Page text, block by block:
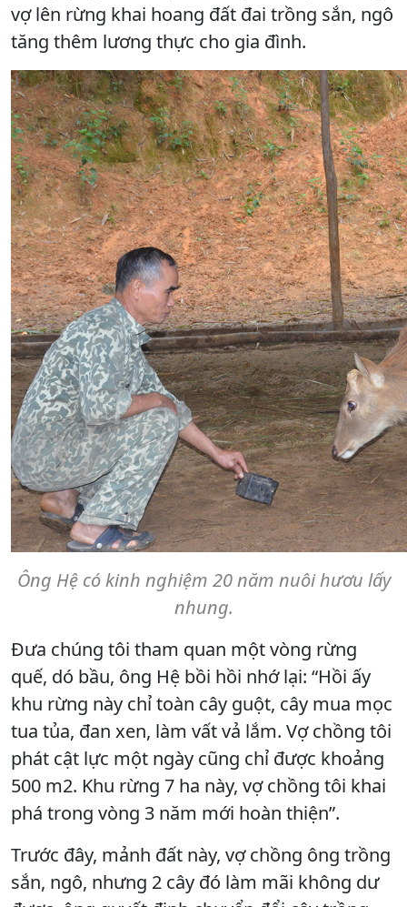
vợ lên rừng khai hoang đất đai trồng sắn, ngô
tăng thêm lương thực cho gia đình.
Ông Hệ có kinh nghiệm 20 năm nuôi hươu lấy
nhung.
Đưa chúng tôi tham quan một vòng rừng
quế, dó bầu, ông Hệ bồi hồi nhớ lại: “Hồi ấy
khu rừng này chỉ toàn cây guột, cây mua mọc
tua tủa, đan xen, làm vất vả lắm. Vợ chồng tôi
phát cật lực một ngày cũng chỉ được khoảng
500 m2. Khu rừng 7 ha này, vợ chồng tôi khai
phá trong vòng 3 năm mới hoàn thiện”.
Trước đây, mảnh đất này, vợ chồng ông trồng
sắn, ngô, nhưng 2 cây đó làm mãi không dư